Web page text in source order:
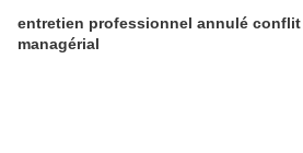
entretien professionnel annulé conflit
managérial